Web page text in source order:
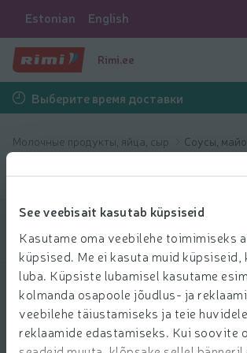
See veebisait kasutab küpsiseid
Kasutame oma veebilehe toimimiseks
küpsised. Me ei kasuta muid küpsiseid,
luba. Küpsiste lubamisel kasutame
kolmanda osapoole jõudlus- ja
veebilehe täiustamiseks ja teie
reklaamide edastamiseks. Kui soovite
Estonian English
Rimi.ee
Выберите время доставки
Молочные продукты, яйца, сыр Соусы,
Соусы,
Выбрать продукты
Показать продукты 40